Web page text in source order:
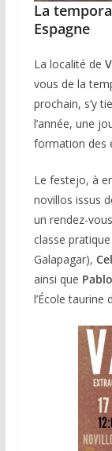
La
Espagne
La localité de
vous de la
prochain, s’y
l’année, une
formation des
Le festejo, à
novillos issus
un rendez-
classe pratique
Galapagar),
ainsi que
l’École taurine